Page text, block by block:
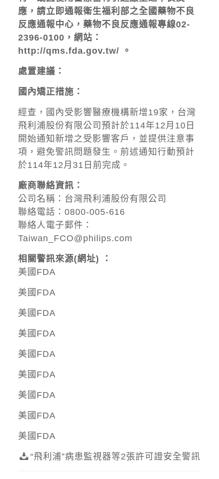
應，請立即通報衛生福利部之全國藥物不良
反應通報中心，藥物不良反應通報專線02-
2396-0100，網站：
http://qms.fda.gov.tw/ 。
處置建議：
國內矯正措施：
經查，國內受影響醫療機構新增19家，台灣
飛利浦股份有限公司預計於114年12月10日
開始通知新增之受影響客戶，並提供注意事
項，避免警訊問題發生。前述通知行動預計
於114年12月31日前完成。
廠商聯絡資訊：
公司名稱：台灣飛利浦股份有限公司
聯絡電話：0800-005-616
聯絡人電子郵件：
Taiwan_FCO@philips.com
相關警訊來源(網址) ：
美國FDA
美國FDA
美國FDA
美國FDA
美國FDA
美國FDA
美國FDA
美國FDA
美國FDA
“飛利浦”病患監視器等2張許可證安全警訊